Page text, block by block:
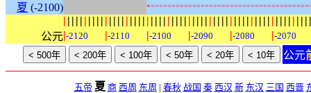
夏 (-2100) +======================================
| | | | | | | | | | | | | | | | | | | | | | | | | | | | | | | | | | | | | | | | | | | | | | | | | | | | | | | | | | | |
公元|-2120 |-2110 |-2100 |-2090 |-2080 |-2070
公元
五帝 夏 商 西周 东周 | 春秋 战国 秦 西汉 新 东汉 三国 西晋